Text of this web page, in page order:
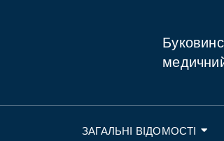
ЗАГАЛЬНІ ВІДОМОСТІ